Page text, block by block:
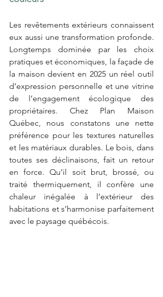
Les revêtements extérieurs connaissent
eux aussi une transformation profonde.
Longtemps dominée par les choix
pratiques et économiques, la façade de
la maison devient en 2025 un réel outil
d’expression personnelle et une vitrine
de l’engagement écologique des
propriétaires. Chez Plan Maison
Québec, nous constatons une nette
préférence pour les textures naturelles
et les matériaux durables. Le bois, dans
toutes ses déclinaisons, fait un retour
en force. Qu’il soit brut, brossé, ou
traité thermiquement, il confère une
chaleur inégalée à l’extérieur des
habitations et s’harmonise parfaitement
avec le paysage québécois.